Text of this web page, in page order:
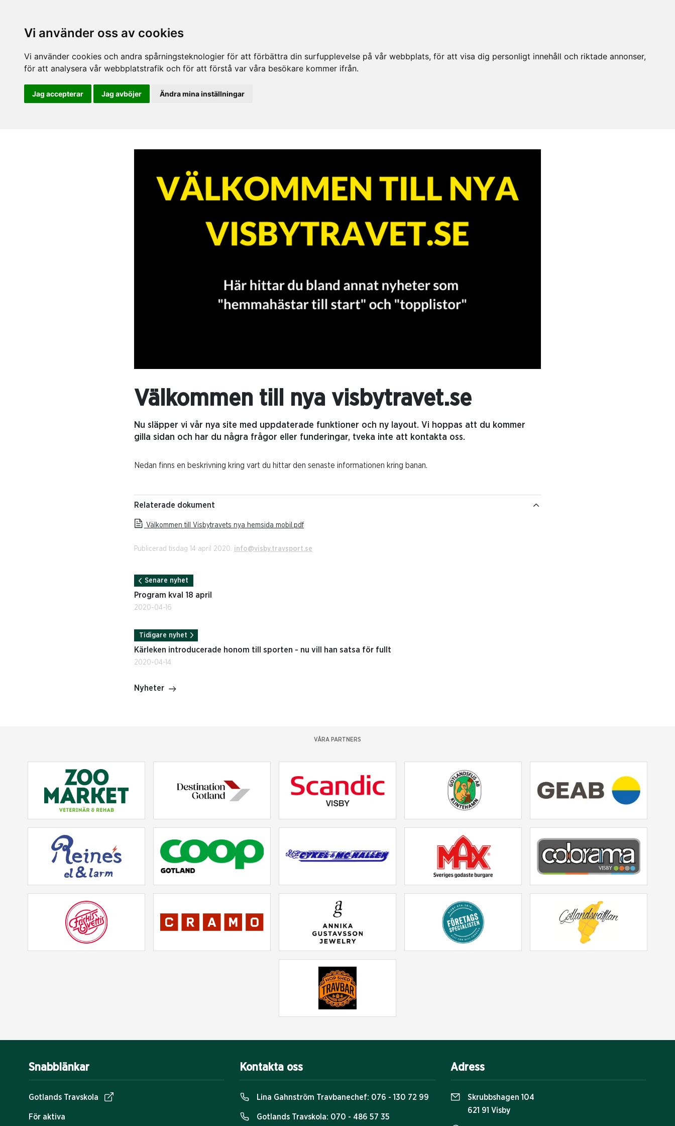
Vi använder oss av cookies
Vi använder cookies och andra spårningsteknologier för att förbättra din surfupplevelse på vår webbplats, för att visa dig personligt innehåll och riktade annonser,
för att analysera vår webbplatstrafik och för att förstå var våra besökare kommer ifrån.
Jag accepterar Jag avböjer Ändra mina inställningar
Välkommen till nya visbytravet.se
Nu släpper vi vår nya site med uppdaterade funktioner och ny layout. Vi hoppas att du kommer
gilla sidan och har du några frågor eller funderingar, tveka inte att kontakta oss.
Nedan finns en beskrivning kring vart du hittar den senaste informationen kring banan.
Relaterade dokument
Välkommen till Visbytravets nya hemsida mobil.pdf
Publicerad tisdag 14 april 2020. info@visby.travsport.se
Senare nyhet
Program kval 18 april
2020-04-16
Tidigare nyhet
Kärleken introducerade honom till sporten - nu vill han satsa för fullt
2020-04-14
Nyheter
VÅRA PARTNERS
Snabblänkar
Gotlands Travskola
För aktiva
Kontakta oss
Lina Gahnström Travbanechef: 076 - 130 72 99
Gotlands Travskola: 070 - 486 57 35
Adress
Skrubbshagen 104
621 91 Visby